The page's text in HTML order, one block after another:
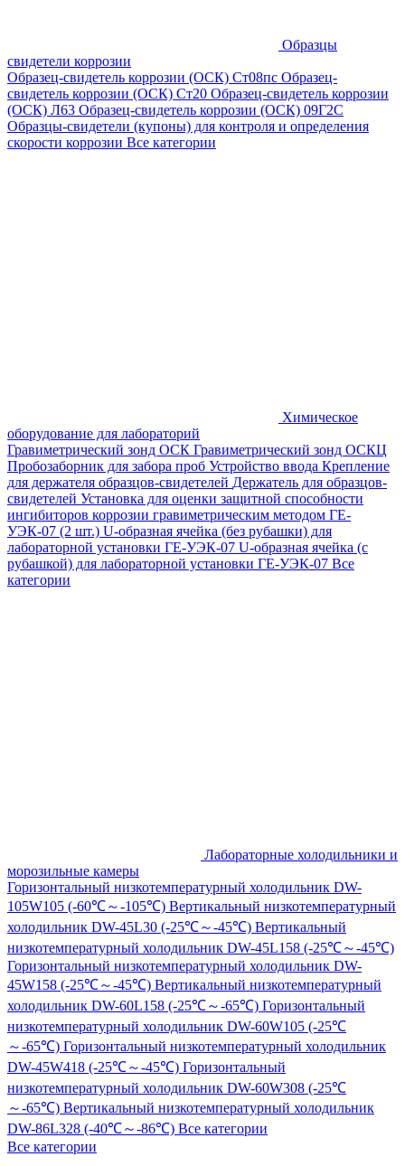
Образцы
свидетели коррозии
Образец-свидетель коррозии (ОСК) Ст08пс Образец-
свидетель коррозии (ОСК) Ст20 Образец-свидетель коррозии
(ОСК) Л63 Образец-свидетель коррозии (ОСК) 09Г2С
Образцы-свидетели (купоны) для контроля и определения
скорости коррозии Все категории
Химическое
оборудование для лабораторий
Гравиметрический зонд ОСК Гравиметрический зонд ОСКЦ
Пробозаборник для забора проб Устройство ввода Крепление
для держателя образцов-свидетелей Держатель для образцов-
свидетелей Установка для оценки защитной способности
ингибиторов коррозии гравиметрическим методом ГЕ-
УЭК-07 (2 шт.) U-образная ячейка (без рубашки) для
лабораторной установки ГЕ-УЭК-07 U-образная ячейка (с
рубашкой) для лабораторной установки ГЕ-УЭК-07 Все
категории
Лабораторные холодильники и
морозильные камеры
Горизонтальный низкотемпературный холодильник DW-
105W105 (-60℃～-105℃) Вертикальный низкотемпературный
холодильник DW-45L30 (-25℃～-45℃) Вертикальный
низкотемпературный холодильник DW-45L158 (-25℃～-45℃)
Горизонтальный низкотемпературный холодильник DW-
45W158 (-25℃～-45℃) Вертикальный низкотемпературный
холодильник DW-60L158 (-25℃～-65℃) Горизонтальный
низкотемпературный холодильник DW-60W105 (-25℃
～-65℃) Горизонтальный низкотемпературный холодильник
DW-45W418 (-25℃～-45℃) Горизонтальный
низкотемпературный холодильник DW-60W308 (-25℃
～-65℃) Вертикальный низкотемпературный холодильник
DW-86L328 (-40℃～-86℃) Все категории
Все категории